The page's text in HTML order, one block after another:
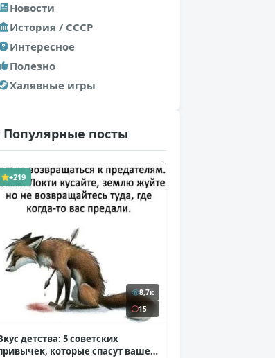
Новости
История / СССР
Интересное
Полезно
Халявные игры
Популярные посты
+219
8,7к
15
детства: 5 советских
которые спасут ваше